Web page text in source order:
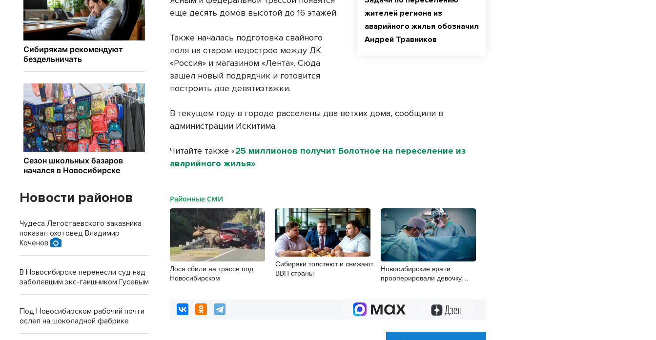
жителей региона из
аварийного жилья обозначил
Андрей Травников
еще десять домов высотой до 16 этажей.
Также началась подготовка свайного
поля на старом недострое между ДК
«Россия» и магазином «Лента». Сюда
зашел новый подрядчик и готовится
построить две девятиэтажки.
В текущем году в городе расселены два ветхих дома, сообщили в
администрации Искитима.
Читайте также «25 миллионов получит Болотное на переселение из
аварийного жилья»
Районные СМИ
Лося сбили на трассе под
Новосибирском
Сибиряки толстеют и снижают
ВВП страны
Новосибирские врачи
прооперировали девочку
Новости районов
Чудеса Легостаевского заказника
показал охотовед Владимир
Коченов
В Новосибирске перенесли суд над
заболевшим экс-гаишником Гусевым
Под Новосибирском рабочий почти
ослеп на шоколадной фабрике